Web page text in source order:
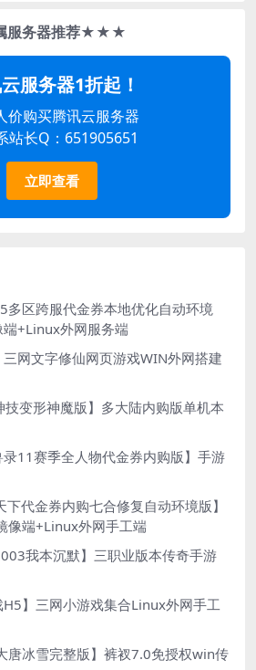
服务器推荐★★★
服务器1折起！
价购买腾讯云服务器
站长Q：651905651
立即查看
多区跨服代金券本地优化自动环境
+Linux外网服务端
网文字修仙网页游戏WIN外网搭建
变形神魔版】多大陆内购版单机本
11赛季全人物代金券内购版】手游
下代金券内购七合修复自动环境版】
像端+Linux外网手工端
我本沉默】三职业版本传奇手游
】三网小游戏集合Linux外网手工
唐冰雪完整版】裤衩7.0免授权win传